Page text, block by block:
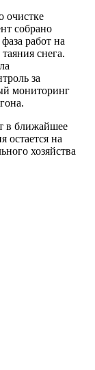
очистке
собрано
работ на
снега.
за
мониторинг
в ближайшее
остается на
хозяйства